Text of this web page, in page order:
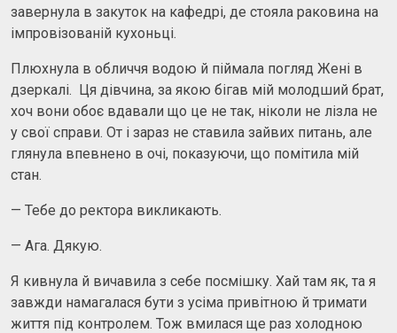
завернула в закуток на кафедрі, де стояла раковина на
імпровізованій кухоньці.
Плюхнула в обличчя водою й піймала погляд Жені в
дзеркалі. Ця дівчина, за якою бігав мій молодший брат,
хоч вони обоє вдавали що це не так, ніколи не лізла не
у свої справи. От і зараз не ставила зайвих питань, але
глянула впевнено в очі, показуючи, що помітила мій
стан.
— Тебе до ректора викликають.
— Ага. Дякую.
Я кивнула й вичавила з себе посмішку. Хай там як, та я
завжди намагалася бути з усіма привітною й тримати
життя під контролем. Тож вмилася ще раз холодною